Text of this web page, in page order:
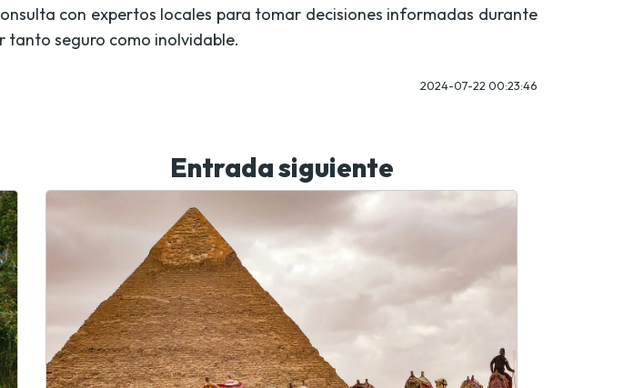
con expertos locales para tomar decisiones informadas durante
tanto seguro como inolvidable.
2024-07-22 00:23:46
Entrada siguiente